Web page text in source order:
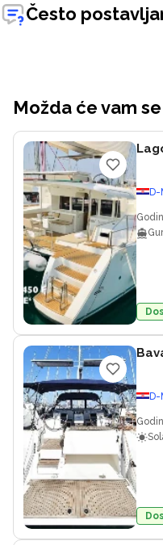
Često
Možda će vam
D-
D-